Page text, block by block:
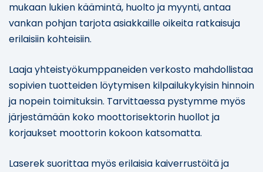
mukaan lukien käämintä, huolto ja myynti, antaa
vankan pohjan tarjota asiakkaille oikeita ratkaisuja
erilaisiin kohteisiin.
Laaja yhteistyökumppaneiden verkosto mahdollistaa
sopivien tuotteiden löytymisen kilpailukykyisin hinnoin
ja nopein toimituksin. Tarvittaessa pystymme myös
järjestämään koko moottorisektorin huollot ja
korjaukset moottorin kokoon katsomatta.
Laserek suorittaa myös erilaisia kaiverrustöitä ja